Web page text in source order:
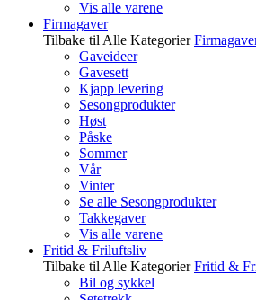
Vis alle varene
Firmagaver
Tilbake til Alle Kategorier
Gaveideer
Gavesett
Kjapp levering
Sesongprodukter
Høst
Påske
Sommer
Vår
Vinter
Se alle Sesongprodukter
Takkegaver
Vis alle varene
Fritid & Friluftsliv
Tilbake til Alle Kategorier Fritid &
Bil og sykkel